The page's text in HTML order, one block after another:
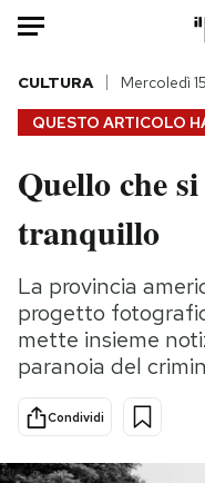
HOME
Italia
Politica
Tecnologia
Internet
Scienza
Cultura
Economia
QUESTO ARTICOLO
CULTURA Mercoledì
Quello che
tranquillo
La provincia
progetto
mette insieme
paranoia del
Condividi